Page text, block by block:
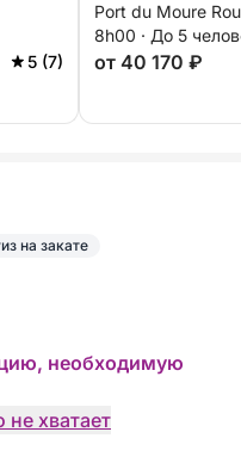
5 (7)
настоящего
путешествия в
парусной яхте.
Port du Moure
8h00 · До 5
от 40 170 ₽
на закате
необходимую
не хватает